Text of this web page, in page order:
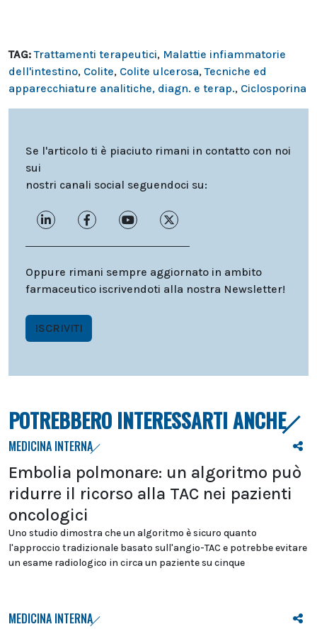
TAG: Trattamenti terapeutici, Malattie infiammatorie
dell'intestino, Colite, Colite ulcerosa,Tecniche ed
apparecchiature analitiche, diagn. e terap., Ciclosporina
Se l'articolo ti è piaciuto rimani in contatto con noi
sui
nostri canali social seguendoci su:
Oppure rimani sempre aggiornato in ambito
farmaceutico iscrivendoti alla nostra Newsletter!
ISCRIVITI
POTREBBERO INTERESSARTI ANCHE
MEDICINA INTERNA
Embolia polmonare: un algoritmo può
ridurre il ricorso alla TAC nei pazienti
oncologici
Uno studio dimostra che un algoritmo è sicuro quanto
l'approccio tradizionale basato sull'angio-TAC e potrebbe evitare
un esame radiologico in circa un paziente su cinque
MEDICINA INTERNA